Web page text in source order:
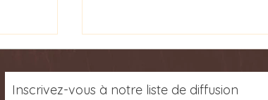
Inscrivez-vous à notre liste de diffusion